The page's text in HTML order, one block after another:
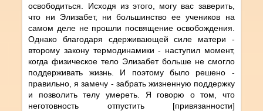
освободиться. Исходя из этого, могу вас заверить,
что ни Элизабет, ни большинство ее учеников на
самом деле не прошли посвящение освобождения.
Однако благодаря сдерживающей силе матери -
второму закону термодинамики - наступил момент,
когда физическое тело Элизабет больше не смогло
поддерживать жизнь. И поэтому было решено -
правильно, я замечу - забрать жизненную поддержку
и позволить телу умереть. Я говорю о том, что
неготовность отпустить [привязанности]